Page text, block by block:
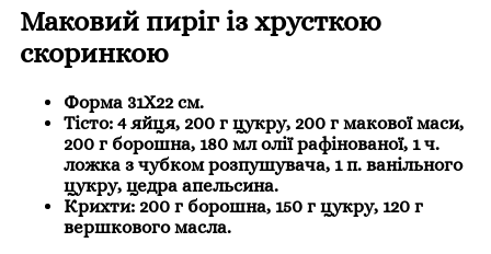
Маковий пиріг із хрусткою
скоринкою
Форма 31Х22 см.
Тісто: 4 яйця, 200 г цукру, 200 г макової маси,
200 г борошна, 180 мл олії рафінованої, 1 ч.
ложка з чубком розпушувача, 1 п. ванільного
цукру, цедра апельсина.
Крихти: 200 г борошна, 150 г цукру, 120 г
вершкового масла.